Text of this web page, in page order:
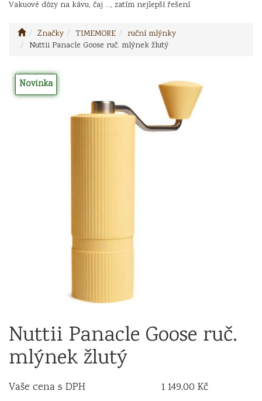
Vakuové dózy na kávu, čaj ..., zatím nejlepší řešení
Značky TIMEMORE
ruční mlýnky
Nuttii Panacle Goose ruč. mlýnek žlutý
Novinka
Nuttii Panacle Goose ruč.
mlýnek žlutý
Vaše cena s DPH
1 149,00 Kč